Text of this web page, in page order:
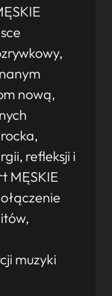
nową,
refleksji i
MĘSKIE
muzyki